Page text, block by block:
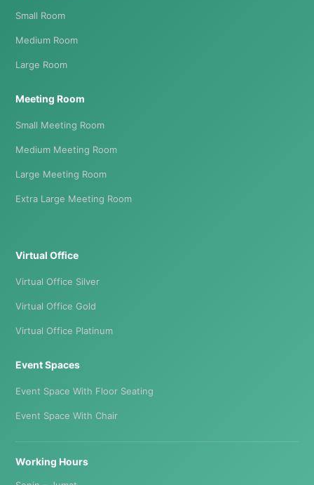
Small Room
Medium Room
Large Room
Meeting Room
Small Meeting Room
Medium Meeting Room
Large Meeting Room
Extra Large Meeting Room
Virtual Office
Virtual Office Silver
Virtual Office Gold
Virtual Office Platinum
Event Spaces
Event Space With Floor Seating
Event Space With Chair
Working Hours